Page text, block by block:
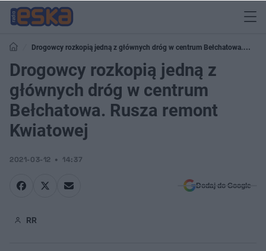
Drogowcy rozkopią jedną z głównych dróg w centrum Bełchatowa.
Rusza remont Kwiatowej
Drogowcy rozkopią jedną z
głównych dróg w centrum
Bełchatowa. Rusza remont
Kwiatowej
2021-03-12 14:37
Dodaj do Google
RR